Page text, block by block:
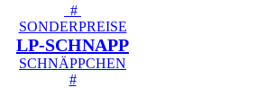
#
SONDERPREISE
LP-SCHNAPP
SCHNÄPPCHEN
#